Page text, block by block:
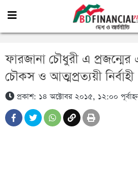
ফারজানা চৌধুরী এ
চৌকস ও আত্মপ্রত্যয়ী নির্বাহী
প্রকাশ: ১৪ অক্টোবর ২০১৫, ১২:০০ পূর্বাহ্ন